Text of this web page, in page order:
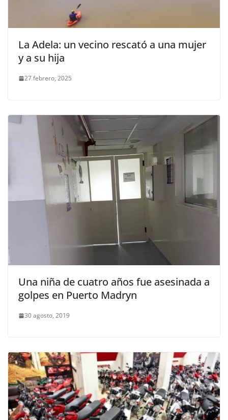
La Adela: un vecino rescató a una mujer
y a su hija
27 febrero, 2025
Una niña de cuatro años fue asesinada a
golpes en Puerto Madryn
30 agosto, 2019